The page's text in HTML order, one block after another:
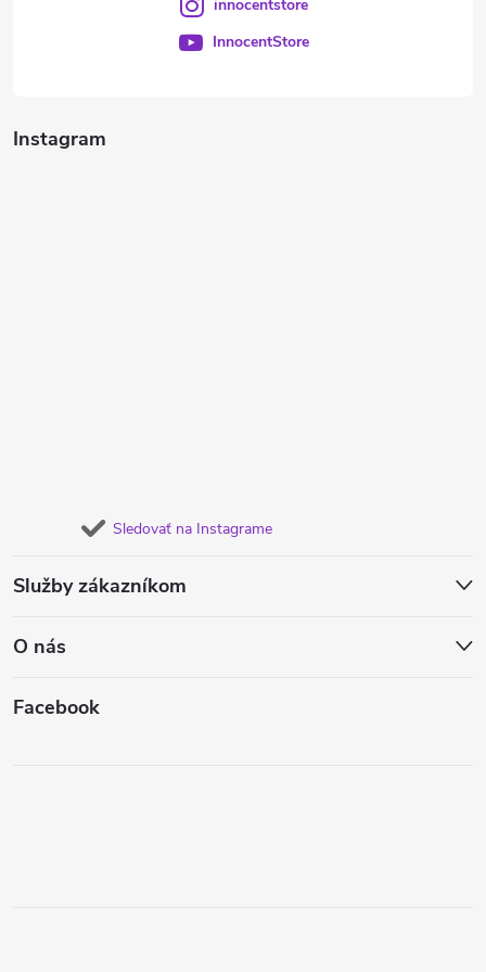
Instagram
Sledovať na Instagrame
Služby zákazníkom
O nás
Facebook
innocentstore
InnocentStore